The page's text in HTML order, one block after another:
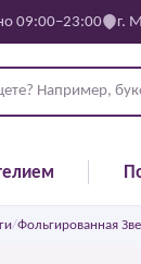
09:00–23:00 г.
/Фольгированная